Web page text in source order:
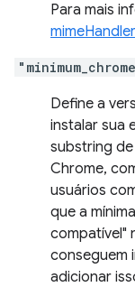
Para mais
mimeHandler
Define a
instalar sua
substring
Chrome,
usuários
que a
compatível"
conseguem
adicionar